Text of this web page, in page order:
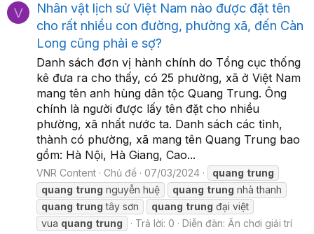
V
Nhân vật lịch sử Việt Nam nào được đặt tên
cho rất nhiều con đường, phường xã, đến Càn
Long cũng phải e sợ?
Danh sách đơn vị hành chính do Tổng cục thống
kê đưa ra cho thấy, có 25 phường, xã ở Việt Nam
mang tên anh hùng dân tộc Quang Trung. Ông
chính là người được lấy tên đặt cho nhiều
phường, xã nhất nước ta. Danh sách các tỉnh,
thành có phường, xã mang tên Quang Trung bao
gồm: Hà Nội, Hà Giang, Cao...
VNR Content Chủ đề 07/03/2024 quang trung
quang trung nguyễn huệ quang trung nhà thanh
quang trung tây sơn quang trung đại việt
vua quang trung Trả lời: 0 Diễn đàn: Ăn chơi giải trí